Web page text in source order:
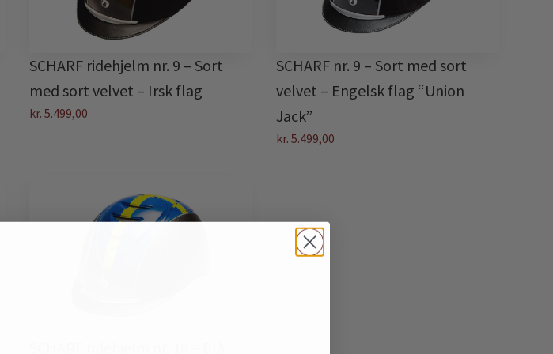
SCHARF ridehjelm nr. 9 – Sort
med sort velvet – Irsk flag
kr. 5.499,00
SCHARF nr. 9 – Sort med sort
velvet – Engelsk flag “Union
Jack”
kr. 5.499,00